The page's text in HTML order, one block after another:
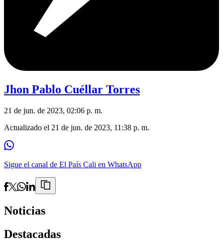
Jhon Pablo Cuéllar Torres
21 de jun. de 2023, 02:06 p. m.
Actualizado el 21 de jun. de 2023, 11:38 p. m.
Sigue el canal de El País Cali en WhatsApp
Noticias
Destacadas